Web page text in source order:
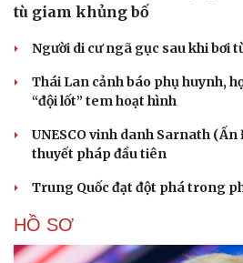
tù giam khủng bố
Người di cư ngã gục sau khi bơi
Thái Lan cảnh báo phụ huynh,
“đội lốt” tem hoạt hình
UNESCO vinh danh Sarnath
thuyết pháp đầu tiên
Trung Quốc đạt đột phá trong
HỒ SƠ